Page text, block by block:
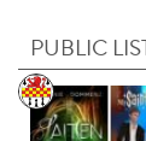
PUBLIC